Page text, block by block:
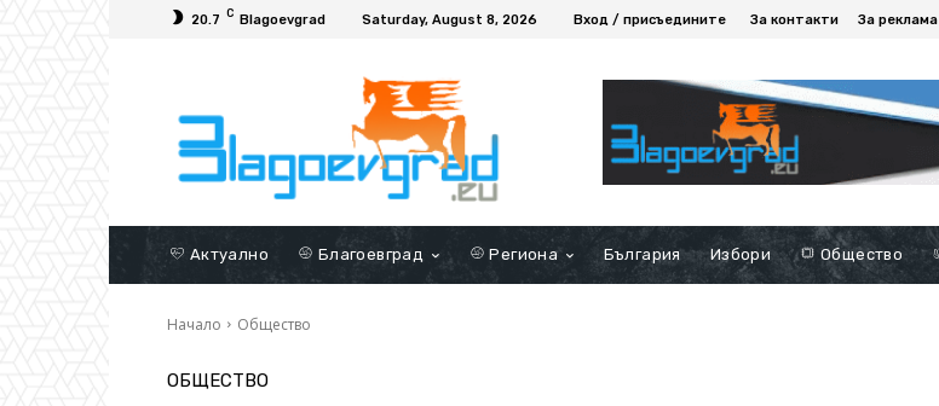
20.7 C Blagoevgrad Saturday, August 8, 2026 Вход / присъедините За контакти За реклама
Актуално Благоевград Региона България Избори Общество
Начало Общество
ОБЩЕСТВО